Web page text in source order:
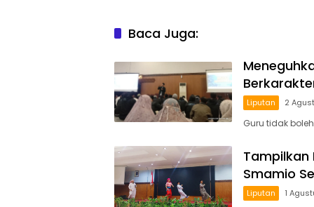
Baca Juga:
Liputan 2
Guru tidak
Tampilkan
Smamio
Liputan 1